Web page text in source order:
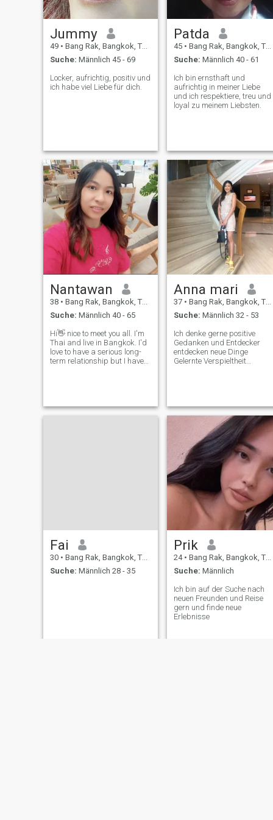
Jummy
49 • Bang Rak, Bangkok, Thailand
Suche: Männlich 45 - 69
Locker, aufrichtig, positiv und
ich habe viel Liebe für dich.
Patda
45 • Bang Rak, Bangkok, Thailand
Suche: Männlich 40 - 61
Ich bin ernsthaft und
aufrichtig in meiner Liebe
und ich respektiere, treu und
loyal zu meinem Liebsten.
Nantawan
38 • Bang Rak, Bangkok, Thailand
Suche: Männlich 40 - 65
Hi👋 nice to meet you all. I'm
Thai and live in Bangkok. I'd
love to have a serious long-
term relationship but I have
Anna mari
37 • Bang Rak, Bangkok, Thailand
Suche: Männlich 32 - 53
Ich denke gerne positive
Gedanken und Entdecker
entdecken neue Dinge
Gelernte Verspieltheit
Gesundheit treffen ❤ ️
Fai
30 • Bang Rak, Bangkok, Thailand
Suche: Männlich 28 - 35
Prik
24 • Bang Rak, Bangkok, Thailand
Suche: Männlich
Ich bin auf der Suche nach
neuen Freunden und Reise
gern und finde neue
Erlebnisse